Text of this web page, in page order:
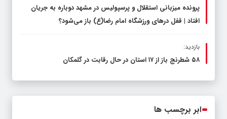
پرونده میزبانی استقلال و پرسپولیس در مشهد دوباره به جریان
افتاد | قفل در‌های ورزشگاه امام رضا(ع) باز می‌شود؟
بازدید:
۵۸ شطرنج‌ باز از ۱۷ استان در حال رقابت در گلمکان
ابر برچسب ها